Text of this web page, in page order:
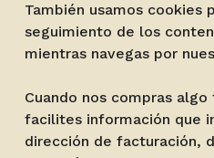
También usamos cookies
seguimiento de los
mientras navegas por
Cuando nos compras
facilites información que
dirección de facturación,